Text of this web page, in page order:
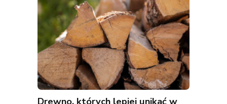
Drewno, których lepiej unikać w